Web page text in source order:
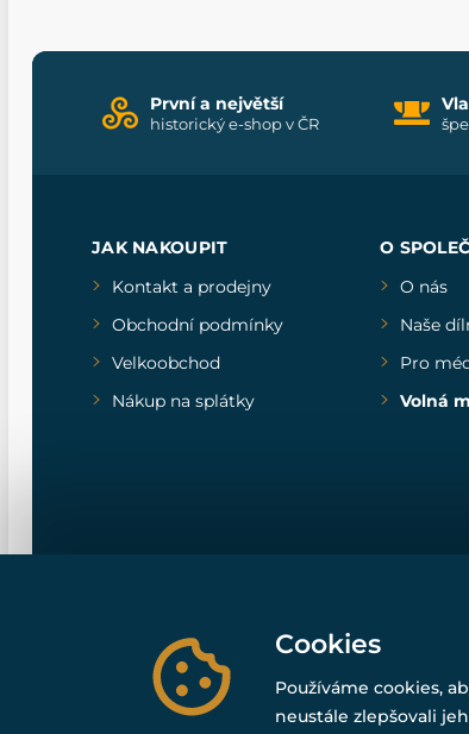
První a největší
historický e-shop v ČR
JAK NAKOUPIT
Kontakt a prodejny
Obchodní podmínky
Velkoobchod
Nákup na splátky
O
O nás
Naše
Pro
Volná
Cookies
Používáme cookies,
neustále zlepšovali